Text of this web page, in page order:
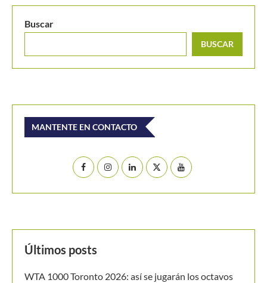
Buscar
BUSCAR
MANTENTE EN CONTACTO
Últimos posts
WTA 1000 Toronto 2026: así se jugarán los octavos